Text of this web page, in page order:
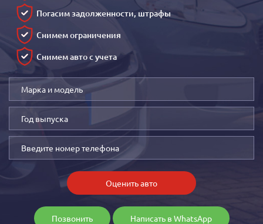
Погасим задолженности, штрафы
Снимем ограничения
Снимем авто с учета
Оценить авто
Позвонить Написать в WhatsApp